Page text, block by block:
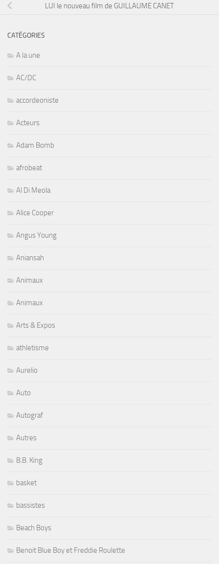
LUI le nouveau film de GUILLAUME CANET
CATÉGORIES
A la une
AC/DC
accordeoniste
Acteurs
Adam Bomb
afrobeat
Al Di Meola
Alice Cooper
Angus Young
Aniansah
Animaux
Animaux
Arts & Expos
athletisme
Aurelio
Auto
Autograf
Autres
B.B. King
basket
bassistes
Beach Boys
Benoit Blue Boy et Freddie Roulette